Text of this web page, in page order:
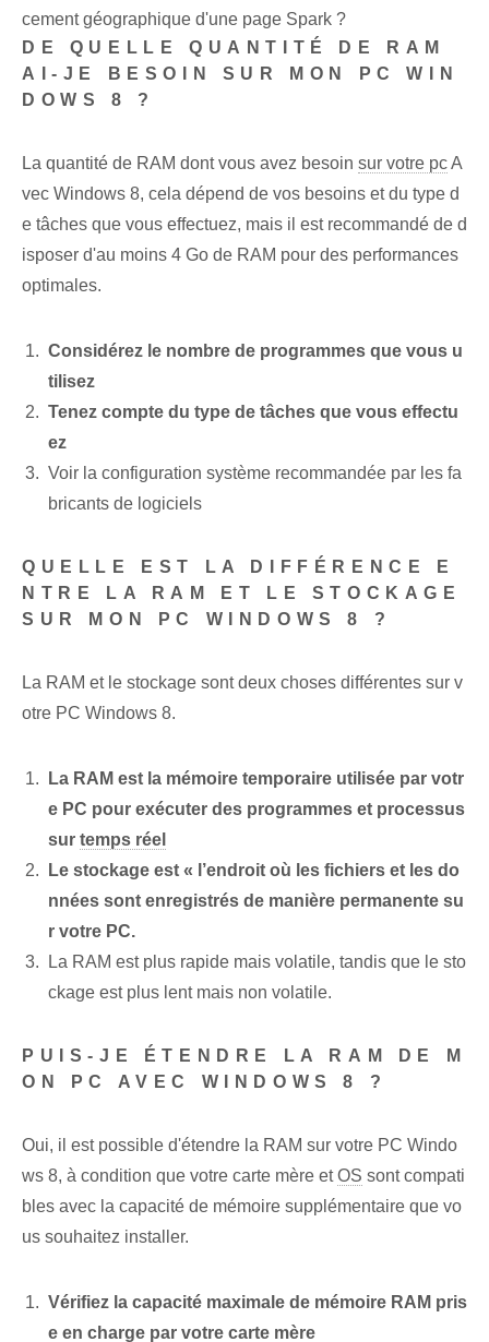
cement géographique d'une page Spark ?
DE QUELLE QUANTITÉ DE RAM
AI-JE BESOIN SUR MON PC WIN
DOWS 8 ?
La quantité de RAM dont vous avez besoin sur votre pcA
vec Windows 8, cela dépend de vos besoins et du type d
e tâches que vous effectuez, mais il est recommandé de d
isposer d'au moins 4 Go de RAM pour des performances
optimales.
Considérez⁢ le nombre⁣ de programmes que vous‌ u
tilisez
Tenez compte du type de tâches que vous effectu
ez
Voir la configuration système recommandée par les fa
bricants de logiciels
QUELLE EST LA DIFFÉRENCE E
NTRE LA RAM ET LE STOCKAGE
SUR MON PC WINDOWS 8 ?
La RAM et le stockage sont deux choses différentes sur v
otre PC Windows 8.
La RAM‍ est la mémoire temporaire utilisée⁤ par votr
e PC pour ⁤exécuter des programmes et ⁢processus‌
sur‍ temps réel
Le stockage est « l’endroit où les fichiers et les do
nnées sont enregistrés de manière permanente su
r votre⁤ PC.
La RAM est plus rapide mais volatile, tandis que le sto
ckage est plus lent mais non volatile.
PUIS-JE ÉTENDRE LA RAM DE M
ON PC AVEC WINDOWS 8 ?
Oui, il est possible d'étendre la RAM sur votre PC Windo
ws 8, à condition que votre carte mère etOS sont compati
bles avec la capacité de mémoire supplémentaire que vo
us souhaitez installer.
Vérifiez la capacité maximale de mémoire RAM pris
e en charge par votre carte mère